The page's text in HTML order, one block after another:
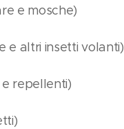
e mosche)
e altri insetti volanti)
repellenti)